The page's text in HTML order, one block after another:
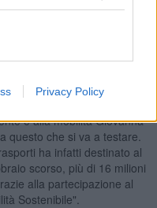
Privacy Policy
noi quel futuro prossimo
di poter testare per le
e alla mobilità Giovanna
questo che si va a testare.
ha infatti destinato al
scorso, più di 16 milioni
alla partecipazione al
Sostenibile".